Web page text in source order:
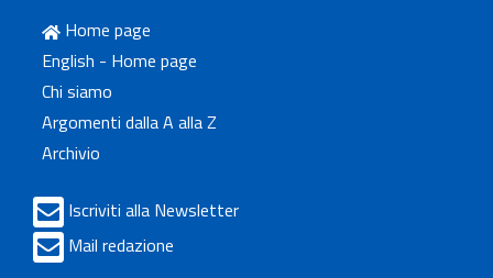
Home page
English - Home page
Chi siamo
Argomenti dalla A alla Z
Archivio
Iscriviti alla Newsletter
Mail redazione